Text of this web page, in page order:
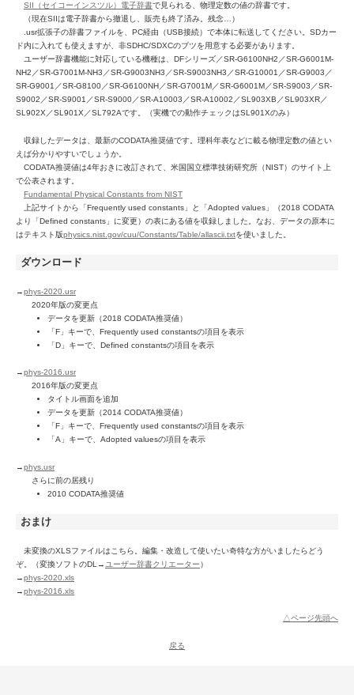
SII（セイコーインスツル）電子辞書で見られる、物理定数の値の辞書です。
（現在SIIは電子辞書から撤退し、販売も終了済み。残念…）
.usr拡張子の辞書ファイルを、PC経由（USB接続）で本体に転送してください。SDカー
ド内に入れても使えますが、非SDHC/SDXCのブツを用意する必要があります。
ユーザー辞書機能に対応している機種は、DFシリーズ／SR-G6100NH2／SR-G6001M-
NH2／SR-G7001M-NH3／SR-G9003NH3／SR-S9003NH3／SR-G10001／SR-G9003／
SR-G9001／SR-G8100／SR-G6100NH／SR-G7001M／SR-G6001M／SR-S9003／SR-
S9002／SR-S9001／SR-S9000／SR-A10003／SR-A10002／SL903XB／SL903XR／
SL902X／SL901X／SL792Aです。（実機での動作チェックはSL901Xのみ）
収録したデータは、最新のCODATA推奨値です。理科年表などに載る物理定数の値とい
えば分かりやすいでしょうか。
CODATA推奨値は4年おきに改訂されて、米国国立標準技術研究所（NIST）のサイト上
で公表されます。
Fundamental Physical Constants from NIST
上記サイトから「Frequently used constants」と「Adopted values」（2018 CODATA
より「Defined constants」に変更）の表にある値を収録しました。なお、データの原本に
はテキスト版physics.nist.gov/cuu/Constants/Table/allascii.txtを使いました。
ダウンロード
→phys-2020.usr
2020年版の変更点
データを更新（2018 CODATA推奨値）
「F」キーで、Frequently used constantsの項目を表示
「D」キーで、Defined constantsの項目を表示
→phys-2016.usr
2016年版の変更点
タイトル画面を追加
データを更新（2014 CODATA推奨値）
「F」キーで、Frequently used constantsの項目を表示
「A」キーで、Adopted valuesの項目を表示
→phys.usr
さらに前の居残り
2010 CODATA推奨値
おまけ
未変換のXLSファイルはこちら。編集・改造して使いたい奇特な方がいましたらどう
ぞ。（変換ソフトのDL→ ユーザー辞書クリエーター）
→phys-2020.xls
→phys-2016.xls
△ページ先頭へ
戻る